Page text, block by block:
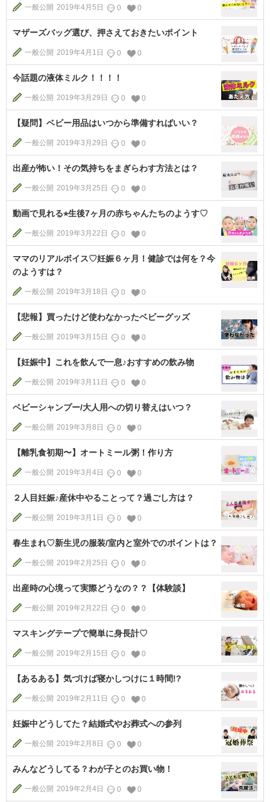
一般公開 2019年4月5日 0 0
マザーズバッグ選び、押さえておきたいポイント
一般公開 2019年4月1日 0 0
今話題の液体ミルク！！！！
一般公開 2019年3月29日 0 0
【疑問】ベビー用品はいつから準備すればいい？
一般公開 2019年3月29日 0 0
出産が怖い！その気持ちをまぎらわす方法とは？
一般公開 2019年3月25日 0 0
動画で見れる⭐︎生後7ヶ月の赤ちゃんたちのようす♡
一般公開 2019年3月22日 0 0
ママのリアルボイス♡妊娠６ヶ月！健診では何を？今
のようすは？
一般公開 2019年3月18日 0 0
【悲報】買ったけど使わなかったベビーグッズ
一般公開 2019年3月15日 0 0
【妊娠中】これを飲んで一息♪おすすめの飲み物
一般公開 2019年3月11日 0 0
ベビーシャンプー/大人用への切り替えはいつ？
一般公開 2019年3月8日 0 0
【離乳食初期〜】オートミール粥！作り方
一般公開 2019年3月4日 0 0
２人目妊娠♪産休中やることって？過ごし方は？
一般公開 2019年3月1日 0 0
春生まれ♡新生児の服装/室内と室外でのポイントは？
一般公開 2019年2月25日 0 0
出産時の心境って実際どうなの？？【体験談】
一般公開 2019年2月22日 0 0
マスキングテープで簡単に身長計♡
一般公開 2019年2月15日 0 0
【あるある】気づけば寝かしつけに１時間!?
一般公開 2019年2月11日 0 0
妊娠中どうしてた？結婚式やお葬式への参列
一般公開 2019年2月8日 0 0
みんなどうしてる？わが子とのお買い物！
一般公開 2019年2月4日 0 0